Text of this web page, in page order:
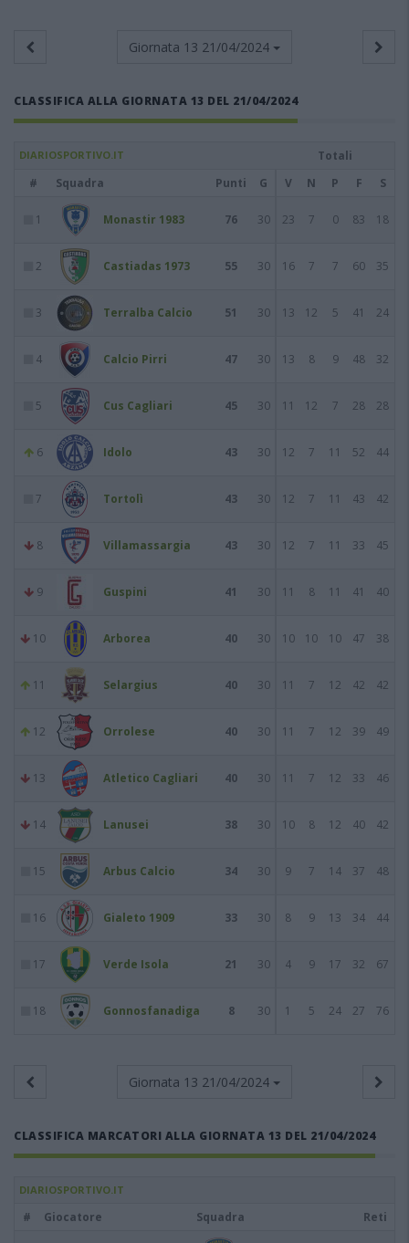
Giornata 13 21/04/2024
CLASSIFICA ALLA GIORNATA 13 DEL 21/04/2024
DIARIOSPORTIVO.IT
Totali
#
Squadra Punti G V N P F S
1 Monastir 1983 76 30 23 7 0 83 18
2 Castiadas 1973 55 30 16 7 7 60 35
3 Terralba Calcio 51 30 13 12 5 41 24
4 Calcio Pirri 47 30 13 8 9 48 32
5 Cus Cagliari 45 30 11 12 7 28 28
6 Idolo 43 30 12 7 11 52 44
7 Tortolì 43 30 12 7 11 43 42
8 Villamassargia 43 30 12 7 11 33 45
9 Guspini 41 30 11 8 11 41 40
10 Arborea 40 30 10 10 10 47 38
11 Selargius 40 30 11 7 12 42 42
12 Orrolese 40 30 11 7 12 39 49
13 Atletico Cagliari 40 30 11 7 12 33 46
14 Lanusei 38 30 10 8 12 40 42
15 Arbus Calcio 34 30 9 7 14 37 48
16 Gialeto 1909 33 30 8 9 13 34 44
17 Verde Isola 21 30 4 9 17 32 67
18 Gonnosfanadiga 8 30 1 5 24 27 76
Giornata 13 21/04/2024
CLASSIFICA MARCATORI ALLA GIORNATA 13 DEL 21/04/2024
DIARIOSPORTIVO.IT
# Giocatore Squadra Reti